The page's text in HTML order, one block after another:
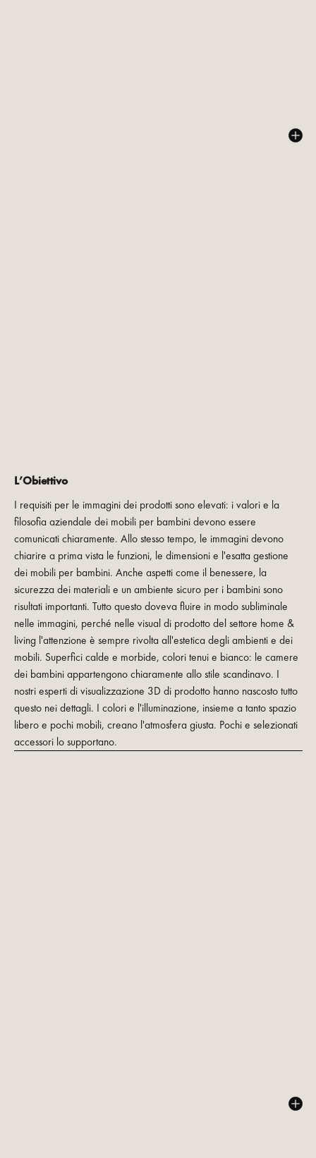
L’Obiettivo
I requisiti per le immagini dei prodotti sono elevati: i valori e la
filosofia aziendale dei mobili per bambini devono essere
comunicati chiaramente. Allo stesso tempo, le immagini devono
chiarire a prima vista le funzioni, le dimensioni e l'esatta gestione
dei mobili per bambini. Anche aspetti come il benessere, la
sicurezza dei materiali e un ambiente sicuro per i bambini sono
risultati importanti. Tutto questo doveva fluire in modo subliminale
nelle immagini, perché nelle visual di prodotto del settore home &
living l'attenzione è sempre rivolta all'estetica degli ambienti e dei
mobili. Superfici calde e morbide, colori tenui e bianco: le camere
dei bambini appartengono chiaramente allo stile scandinavo. I
nostri esperti di visualizzazione 3D di prodotto hanno nascosto tutto
questo nei dettagli. I colori e l'illuminazione, insieme a tanto spazio
libero e pochi mobili, creano l'atmosfera giusta. Pochi e selezionati
accessori lo supportano.